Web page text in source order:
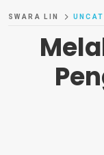
SWARA LIN